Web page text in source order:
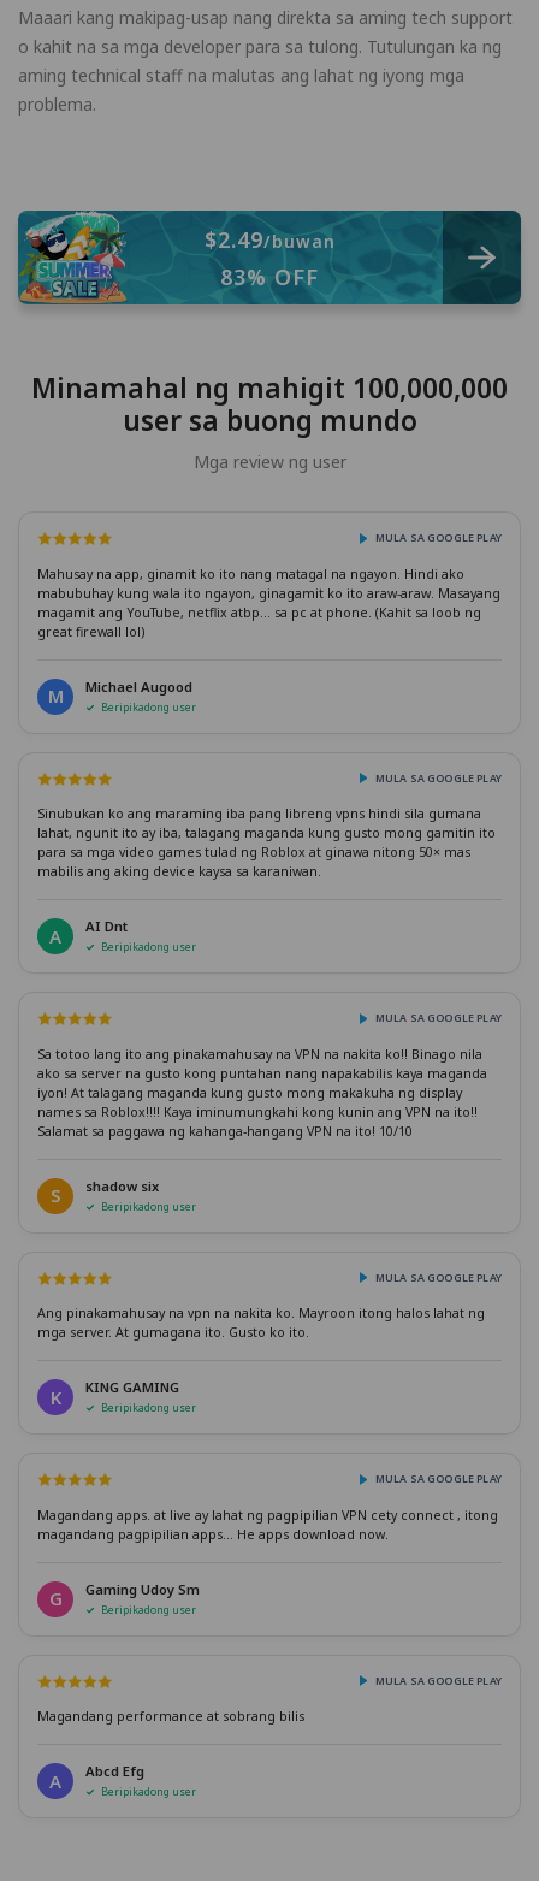
Maaari kang makipag-usap nang direkta sa aming tech support
o kahit na sa mga developer para sa tulong. Tutulungan ka ng
aming technical staff na malutas ang lahat ng iyong mga
problema.
$2.49/buwan
83% OFF
Minamahal ng mahigit 100,000,000
user sa buong mundo
Mga review ng user
MULA SA GOOGLE PLAY
Mahusay na app, ginamit ko ito nang matagal na ngayon. Hindi ako
mabubuhay kung wala ito ngayon, ginagamit ko ito araw-araw. Masayang
magamit ang YouTube, netflix atbp... sa pc at phone. (Kahit sa loob ng
great firewall lol)
M Michael Augood
Beripikadong user
MULA SA GOOGLE PLAY
Sinubukan ko ang maraming iba pang libreng vpns hindi sila gumana
lahat, ngunit ito ay iba, talagang maganda kung gusto mong gamitin ito
para sa mga video games tulad ng Roblox at ginawa nitong 50× mas
mabilis ang aking device kaysa sa karaniwan.
A AI Dnt
Beripikadong user
MULA SA GOOGLE PLAY
Sa totoo lang ito ang pinakamahusay na VPN na nakita ko!! Binago nila
ako sa server na gusto kong puntahan nang napakabilis kaya maganda
iyon! At talagang maganda kung gusto mong makakuha ng display
names sa Roblox!!!! Kaya iminumungkahi kong kunin ang VPN na ito!!
Salamat sa paggawa ng kahanga-hangang VPN na ito! 10/10
S shadow six
Beripikadong user
MULA SA GOOGLE PLAY
Ang pinakamahusay na vpn na nakita ko. Mayroon itong halos lahat ng
mga server. At gumagana ito. Gusto ko ito.
K KING GAMING
Beripikadong user
MULA SA GOOGLE PLAY
Magandang apps. at live ay lahat ng pagpipilian VPN cety connect , itong
magandang pagpipilian apps... He apps download now.
G Gaming Udoy Sm
Beripikadong user
MULA SA GOOGLE PLAY
Magandang performance at sobrang bilis
A Abcd Efg
Beripikadong user